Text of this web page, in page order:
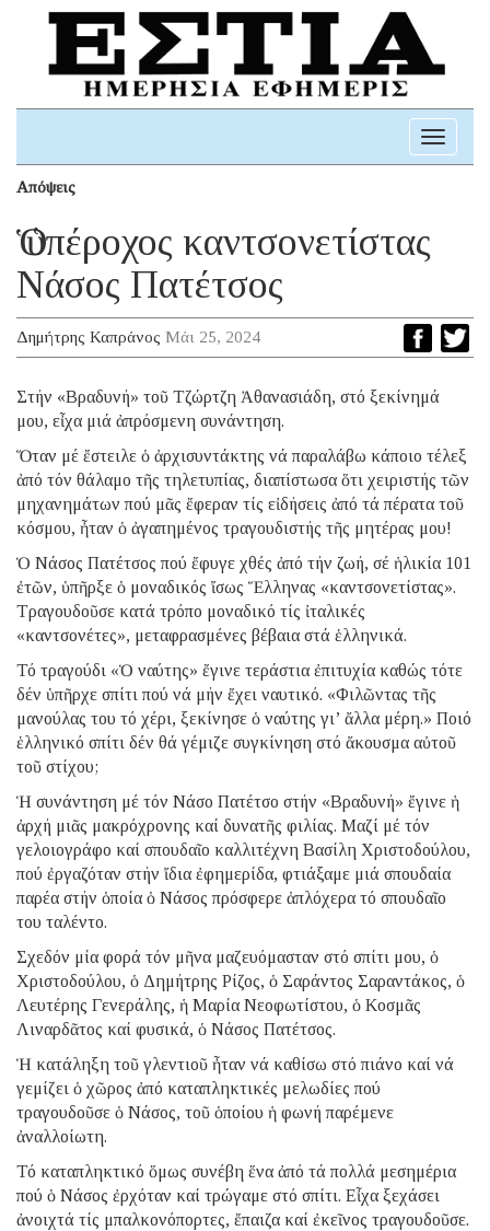
Toggle
Απόψεις
Ὁ ὑπέροχος καντσονετίστας
Νάσος Πατέτσος
Δημήτρης Καπράνος Μάι 25, 2024
Στήν «Βραδυνή» τοῦ Τζώρτζη Ἀθανασιάδη, στό ξεκίνημά
μου, εἶχα μιά ἀπρόσμενη συνάντηση.
Ὅταν μέ ἔστειλε ὁ ἀρχισυντάκτης νά παραλάβω κάποιο τέλεξ
ἀπό τόν θάλαμο τῆς τηλετυπίας, διαπίστωσα ὅτι χειριστής τῶν
μηχανημάτων πού μᾶς ἔφεραν τίς εἰδήσεις ἀπό τά πέρατα τοῦ
κόσμου, ἦταν ὁ ἀγαπημένος τραγουδιστής τῆς μητέρας μου!
Ὁ Νάσος Πατέτσος πού ἔφυγε χθές ἀπό τήν ζωή, σέ ἡλικία 101
ἐτῶν, ὑπῆρξε ὁ μοναδικός ἴσως Ἕλληνας «καντσονετίστας».
Τραγουδοῦσε κατά τρόπο μοναδικό τίς ἰταλικές
«καντσονέτες», μεταφρασμένες βέβαια στά ἑλληνικά.
Τό τραγούδι «Ὁ ναύτης» ἔγινε τεράστια ἐπιτυχία καθώς τότε
δέν ὑπῆρχε σπίτι πού νά μήν ἔχει ναυτικό. «Φιλῶντας τῆς
μανούλας του τό χέρι, ξεκίνησε ὁ ναύτης γι’ ἄλλα μέρη.» Ποιό
ἑλληνικό σπίτι δέν θά γέμιζε συγκίνηση στό ἄκουσμα αὐτοῦ
τοῦ στίχου;
Ἡ συνάντηση μέ τόν Νάσο Πατέτσο στήν «Βραδυνή» ἔγινε ἡ
ἀρχή μιᾶς μακρόχρονης καί δυνατῆς φιλίας. Μαζί μέ τόν
γελοιογράφο καί σπουδαῖο καλλιτέχνη Βασίλη Χριστοδούλου,
πού ἐργαζόταν στήν ἴδια ἐφημερίδα, φτιάξαμε μιά σπουδαία
παρέα στήν ὁποία ὁ Νάσος πρόσφερε ἁπλόχερα τό σπουδαῖο
του ταλέντο.
Σχεδόν μία φορά τόν μῆνα μαζευόμασταν στό σπίτι μου, ὁ
Χριστοδούλου, ὁ Δημήτρης Ρίζος, ὁ Σαράντος Σαραντάκος, ὁ
Λευτέρης Γενεράλης, ἡ Μαρία Νεοφωτίστου, ὁ Κοσμᾶς
Λιναρδᾶτος καί φυσικά, ὁ Νάσος Πατέτσος.
Ἡ κατάληξη τοῦ γλεντιοῦ ἦταν νά καθίσω στό πιάνο καί νά
γεμίζει ὁ χῶρος ἀπό καταπληκτικές μελωδίες πού
τραγουδοῦσε ὁ Νάσος, τοῦ ὁποίου ἡ φωνή παρέμενε
ἀναλλοίωτη.
Τό καταπληκτικό ὅμως συνέβη ἕνα ἀπό τά πολλά μεσημέρια
πού ὁ Νάσος ἐρχόταν καί τρώγαμε στό σπίτι. Εἶχα ξεχάσει
ἀνοιχτά τίς μπαλκονόπορτες, ἔπαιζα καί ἐκεῖνος τραγουδοῦσε.